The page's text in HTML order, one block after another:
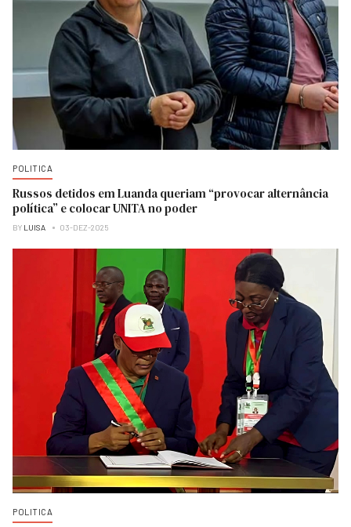
POLITICA
Russos detidos em Luanda queriam “provocar alternância
política” e colocar UNITA no poder
BY LUISA 03-DEZ-2025
POLITICA